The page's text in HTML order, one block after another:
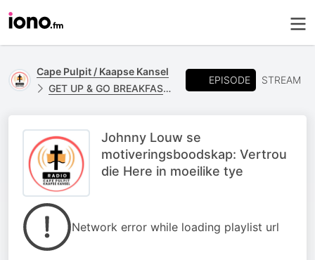
Cape Pulpit / Kaapse Kansel
GET UP & GO BREAKFAST - JOHNNY LOUW
EPISODE STREAM
Johnny Louw se
motiveringsboodskap: Vertrou
die Here in moeilike tye
Network error while loading playlist url